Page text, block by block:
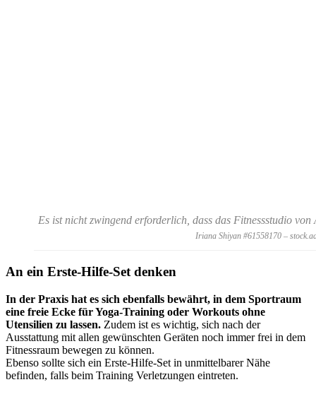
Es ist nicht zwingend erforderlich, dass das Fitnessstudio
Iriana Shiyan #61558170 –
An ein Erste-Hilfe-Set denken
In der Praxis hat es sich ebenfalls bewährt, in dem Sportraum
eine freie Ecke für Yoga-Training oder Workouts ohne
Utensilien zu lassen. Zudem ist es wichtig, sich nach der
Ausstattung mit allen gewünschten Geräten noch immer frei in dem
Fitnessraum bewegen zu können.
Ebenso sollte sich ein Erste-Hilfe-Set in unmittelbarer Nähe
befinden, falls beim Training Verletzungen eintreten.